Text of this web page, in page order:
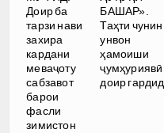
Доир ба
тарзи нави
захира
кардани
меваҷоту
сабзавот
барои
фасли
зимистон
БАШАР».
Таҳти чунин
унвон
ҳамоиши
ҷумҳуриявӣ
доир гардид